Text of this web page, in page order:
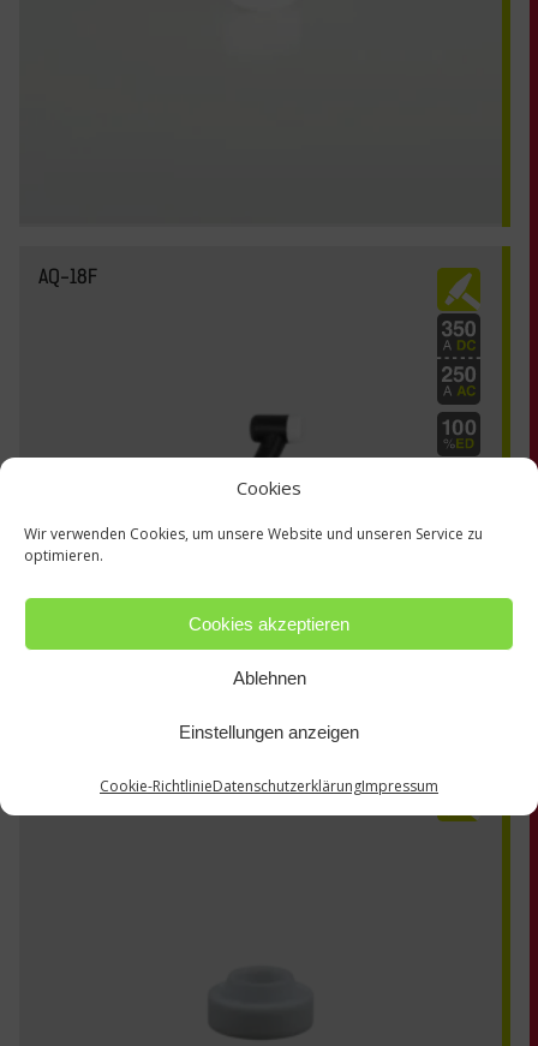
Cookies
Wir verwenden Cookies, um unsere Website und unseren Service zu
optimieren.
Cookies akzeptieren
Ablehnen
Einstellungen anzeigen
Cookie-RichtlinieDatenschutzerklärungImpressum
AQ-18F
TZ-1190203